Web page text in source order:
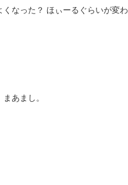
なった？ ほぃーるぐらいが変わ
あまし。